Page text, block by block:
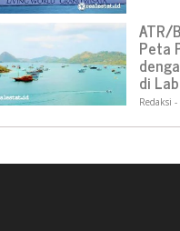
ATR/
Peta
di
Redaksi